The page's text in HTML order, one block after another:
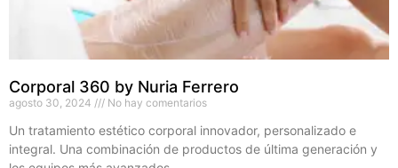
Corporal 360 by Nuria Ferrero
agosto 30, 2024 No hay comentarios
Un tratamiento estético corporal innovador, personalizado e
integral. Una combinación de productos de última generación y